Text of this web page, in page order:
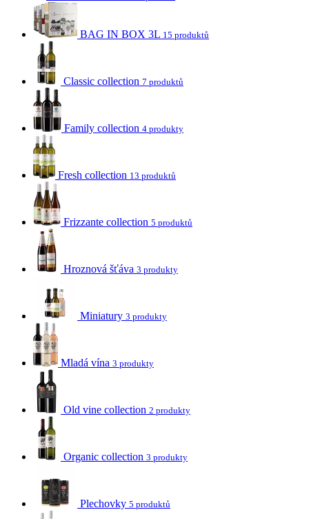
BAG IN BOX 3L 15 produktů
Classic collection 7 produktů
Family collection 4 produkty
Fresh collection 13 produktů
Frizzante collection 5 produktů
Hroznová šťáva 3 produkty
Miniatury 3 produkty
Mladá vína 3 produkty
Old vine collection 2 produkty
Organic collection 3 produkty
Plechovky 5 produktů